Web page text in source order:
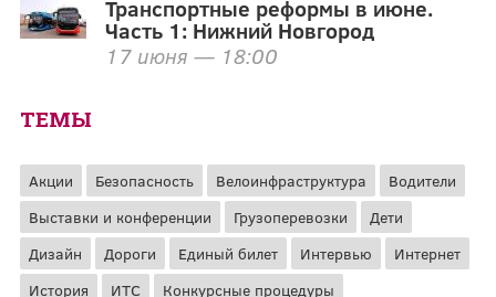
Транспортные реформы в июне.
Часть 1: Нижний Новгород
17 июня — 18:00
ТЕМЫ
Акции Безопасность Велоинфраструктура
Водители
Выставки и конференции
Грузоперевозки
Дети
Дизайн
Дороги Единый билет Интервью
Интернет
История
ИТС Конкурсные процедуры